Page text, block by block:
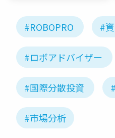
資の強さ
#ROBOPRO #
#ロボアドバイザー
#国際分散投資
#市場分析